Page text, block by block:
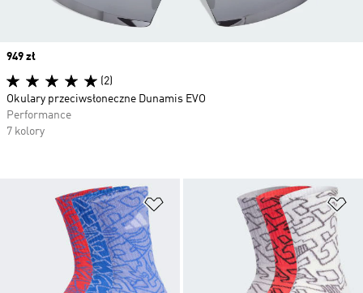
Dodaj do listy życzeń
Price
949 zł
(2)
Okulary przeciwsłoneczne Dunamis EVO
Performance
7 kolory